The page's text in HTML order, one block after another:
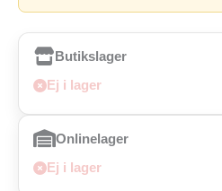
Butikslager
Ej i lager
Onlinelager
Ej i lager